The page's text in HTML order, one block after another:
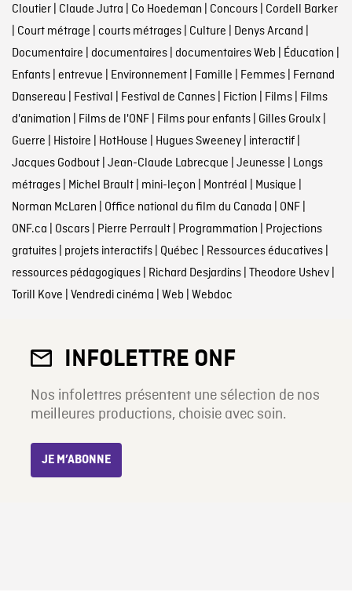
Cloutier| Claude Jutra Co Hoedeman Concours| Cordell Barker
Court métrage courts métrages| Culture Denys Arcand
Documentaire documentaires| documentaires Web Éducation
Enfants| entrevue Environnement| Famille Femmes| Fernand
Dansereau Festival Festival de Cannes| Fiction Films| Films
d'animation Films de l'ONF| Films pour enfants| Gilles Groulx|
Guerre Histoire HotHouse Hugues Sweeney| interactif|
Jacques Godbout| Jean-Claude Labrecque Jeunesse Longs
métrages| Michel Brault| mini-leçon Montréal Musique
Norman McLaren Office national du film du Canada ONF|
ONF.ca Oscars| Pierre Perrault| Programmation Projections
gratuites| projets interactifs| Québec Ressources éducatives|
ressources pédagogiques| Richard Desjardins| Theodore Ushev|
Torill Kove Vendredi cinéma Web Webdoc
INFOLETTRE ONF
Nos infolettres présentent une sélection de nos
meilleures productions, choisie avec soin.
JE M’ABONNE